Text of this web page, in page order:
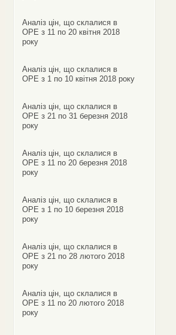
Аналіз цін, що склалися в
ОРЕ з 11 по 20 квітня 2018
року
Аналіз цін, що склалися в
ОРЕ з 1 по 10 квітня 2018 року
Аналіз цін, що склалися в
ОРЕ з 21 по 31 березня 2018
року
Аналіз цін, що склалися в
ОРЕ з 11 по 20 березня 2018
року
Аналіз цін, що склалися в
ОРЕ з 1 по 10 березня 2018
року
Аналіз цін, що склалися в
ОРЕ з 21 по 28 лютого 2018
року
Аналіз цін, що склалися в
ОРЕ з 11 по 20 лютого 2018
року